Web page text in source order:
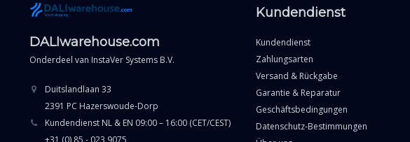
DALIwarehouse.com
Onderdeel van InstaVer Systems B.V.
Duitslandlaan 33
2391 PC Hazerswoude-Dorp
Kundendienst NL & EN 09:00 – 16:00 (CET/CEST)
Kundendienst
Kundendienst
Zahlungsarten
Versand & Rückgabe
Garantie & Reparatur
Geschäftsbedingungen
Datenschutz-Bestimmungen